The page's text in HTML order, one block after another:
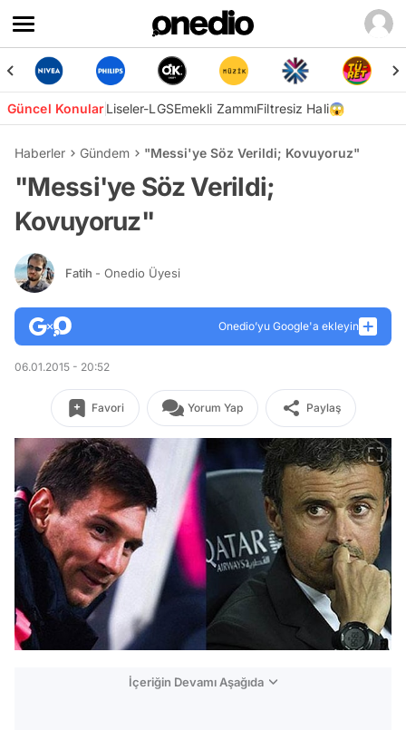
Güncel KonularLiseler-LGSEmekli ZammıFiltresiz Hali😱
Haberler Gündem "Messi'ye Söz Verildi; Kovuyoruz"
"Messi'ye Söz Verildi;
Kovuyoruz"
Fatih - Onedio Üyesi
Onedio’yu Google'a ekleyin
06.01.2015 - 20:52
Favori Yorum Yap Paylaş
İçeriğin Devamı Aşağıda